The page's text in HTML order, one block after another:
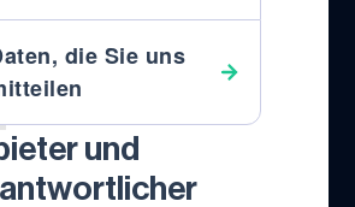
die Sie uns
und